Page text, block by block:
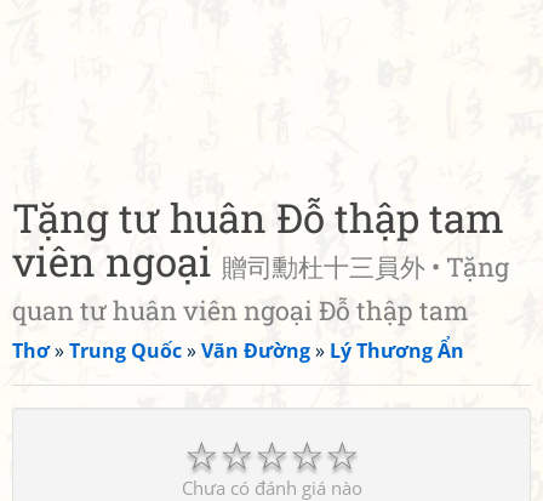
Tặng tư huân Đỗ thập tam
viên ngoại 贈司勳杜十三員外 • Tặng
quan tư huân viên ngoại Đỗ thập tam
Thơ»Trung Quốc»Vãn Đường» Lý Thương Ẩn
☆
☆
☆
☆
☆
Chưa có đánh giá nào